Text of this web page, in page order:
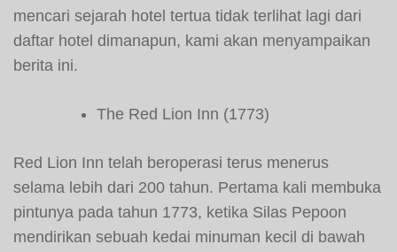
mencari sejarah hotel tertua tidak terlihat lagi dari
daftar hotel dimanapun, kami akan menyampaikan
berita ini.
The Red Lion Inn (1773)
Red Lion Inn telah beroperasi terus menerus
selama lebih dari 200 tahun. Pertama kali membuka
pintunya pada tahun 1773, ketika Silas Pepoon
mendirikan sebuah kedai minuman kecil di bawah